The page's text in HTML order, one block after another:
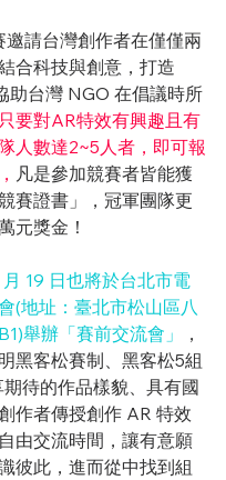
合科技與創意，打造
助台灣 NGO 在倡議時所
只要對AR特效有興趣且有
人數達2~5人者，即可報
凡是參加競賽者皆能獲
賽證書」，冠軍團隊更
元獎金！
19 日也將於台北市電
(地址：臺北市松山區八
舉辦「賽前交流會」
，
黑客松賽制、黑客松5組
待的作品樣貌、具有國
作者傳授創作 AR 特效
由交流時間，讓有意願
彼此，進而從中找到組